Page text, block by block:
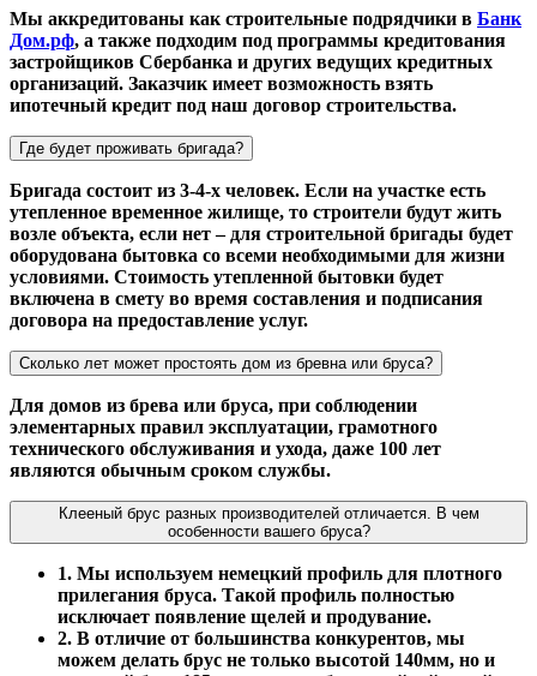
Мы аккредитованы как строительные подрядчики в Банк
Дом.рф, а также подходим под программы кредитования
застройщиков Сбербанка и других ведущих кредитных
организаций. Заказчик имеет возможность взять
ипотечный кредит под наш договор строительства.
Где будет проживать бригада?
Бригада состоит из 3-4-х человек. Если на участке есть
утепленное временное жилище, то строители будут жить
возле объекта, если нет – для строительной бригады будет
оборудована бытовка со всеми необходимыми для жизни
условиями. Стоимость утепленной бытовки будет
включена в смету во время составления и подписания
договора на предоставление услуг.
Сколько лет может простоять дом из бревна или бруса?
Для домов из брева или бруса, при соблюдении
элементарных правил эксплуатации, грамотного
технического обслуживания и ухода, даже 100 лет
являются обычным сроком службы.
Клееный брус разных производителей отличается. В чем
особенности вашего бруса?
1. Мы используем немецкий профиль для плотного
прилегания бруса. Такой профиль полностью
исключает появление щелей и продувание.
2. В отличие от большинства конкурентов, мы
можем делать брус не только высотой 140мм, но и